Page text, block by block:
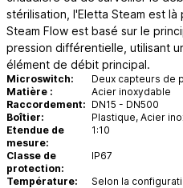
stérilisation, l'Eletta Steam est
Steam Flow est basé sur le
pression différentielle, utilisant
élément de débit principal.
Microswitch:
Deux capteurs de
Matière :
Acier inoxydable
Raccordement: DN15 - DN500
Boîtier:
Plastique, Acier
Etendue de
mesure:
1:10
Classe de
protection:
IP67
Température: Selon la